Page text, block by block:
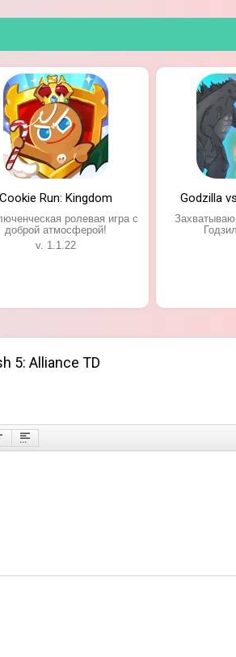
Cookie Run: Kingdom
ролевая игра с
доброй атмосферой!
v. 1.1.22
Godzilla
5: Alliance TD